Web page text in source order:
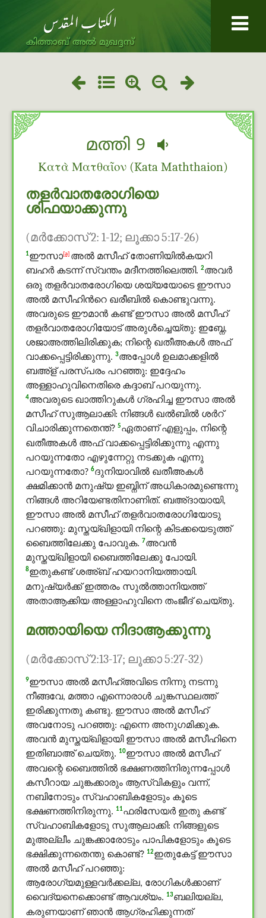
കിത്താബ് അൽ മുഖദ്ദസ്
മത്തി 9
Κατὰ Ματθαῖον (Kata Maththaion)
തളര്‍വാതരോഗിയെ
ശിഫയാക്കുന്നു
(മര്‍ക്കോസ് 2: 1-12; ലൂക്കാ 5:17-26)
1ഈസാ[a] അൽ മസീഹ് തോണിയില്‍കയറി
ബഹർ കടന്ന് സ്വന്തം മദീനത്തിലെത്തി. 2അവര്‍
ഒരു തളര്‍വാതരോഗിയെ ശയ്യയോടെ ഈസാ
അൽ മസീഹിൻറെ ഖരീബില്‍ കൊണ്ടുവന്നു.
അവരുടെ ഈമാൻ കണ്ട് ഈസാ അൽ മസീഹ്
തളര്‍വാതരോഗിയോട് അരുൾച്ചെയ്തു: ഇബ്നേ,
ശജാഅത്തിലിരിക്കുക; നിന്റെ ഖതീഅകള്‍ അഫ്
വാക്കപ്പെട്ടിരിക്കുന്നു. 3അപ്പോള്‍ ഉലമാക്കളില്‍
ബഅ്ള് പരസ്പരം പറഞ്ഞു: ഇദ്ദേഹം
അള്ളാഹുവിനെതിരെ കദ്ദാബ് പറയുന്നു.
4അവരുടെ ഖാത്തിറുകള്‍ ഗ്രഹിച്ച ഈസാ അൽ
മസീഹ് സുആലാക്കി: നിങ്ങള്‍ ഖൽബിൽ ശർറ്
വിചാരിക്കുന്നതെന്ത്? 5ഏതാണ് എളുപ്പം, നിന്റെ
ഖതീഅകള്‍ അഫ് വാക്കപ്പെട്ടിരിക്കുന്നു എന്നു
പറയുന്നതോ എഴുന്നേറ്റു നടക്കുക എന്നു
പറയുന്നതോ? 6ദുനിയാവിൽ ഖതീഅകള്‍
ക്ഷമിക്കാന്‍ മനുഷ്യ ഇബ്നിന് അധികാരമുണ്ടെന്നു
നിങ്ങള്‍ അറിയേണ്ടതിനാണിത്. ബഅ്ദായായി,
ഈസാ അൽ മസീഹ് തളര്‍വാതരോഗിയോടു
പറഞ്ഞു: മുസ്തയ്ഖിളായി നിന്റെ കിടക്കയെടുത്ത്
ബൈത്തിലേക്കു പോവുക. 7അവന്‍
മുസ്തയ്ഖിളായി ബൈത്തിലേക്കു പോയി.
8ഇതുകണ്ട് ശഅ്ബ് ഹയറാനിയത്തായി.
മനുഷ്യര്‍ക്ക് ഇത്തരം സുൽത്താനിയത്ത്
അതാആക്കിയ അള്ളാഹുവിനെ തംജീദ് ചെയ്തു.
മത്തായിയെ നിദാആക്കുന്നു
(മര്‍ക്കോസ് 2:13-17; ലൂക്കാ 5:27-32)
9ഈസാ അൽ മസീഹ്അവിടെ നിന്നു നടന്നു
നീങ്ങവേ, മത്താ എന്നൊരാള്‍ ചുങ്കസ്ഥലത്ത്
ഇരിക്കുന്നതു കണ്ടു. ഈസാ അൽ മസീഹ്
അവനോടു പറഞ്ഞു: എന്നെ അനുഗമിക്കുക.
അവന്‍ മുസ്തയ്ഖിളായി ഈസാ അൽ മസീഹിനെ
ഇതിബാഅ് ചെയ്തു. 10ഈസാ അൽ മസീഹ്
അവന്റെ ബൈത്തില്‍ ഭക്ഷണത്തിനിരുന്നപ്പോള്‍
കസീറായ ചുങ്കക്കാരും ആസ്വികളും വന്ന്,
നബിനോടും സ്വഹാബികളോടും കൂടെ
ഭക്ഷണത്തിനിരുന്നു. 11ഫരിസേയര്‍ ഇതു കണ്ട്
സ്വഹാബികളോടു സുആലാക്കി: നിങ്ങളുടെ
മുഅല്ലീം ചുങ്കക്കാരോടും പാപികളോടും കൂടെ
ഭക്ഷിക്കുന്നതെന്തു കൊണ്ട്? 12ഇതുകേട്ട് ഈസാ
അൽ മസീഹ് പറഞ്ഞു:
ആരോഗ്യമുള്ളവര്‍ക്കല്ല, രോഗികള്‍ക്കാണ്
വൈദ്യനെക്കൊണ്ട് ആവശ്യം. 13ബലിയല്ല,
കരുണയാണ് ഞാന്‍ ആഗ്രഹിക്കുന്നത്